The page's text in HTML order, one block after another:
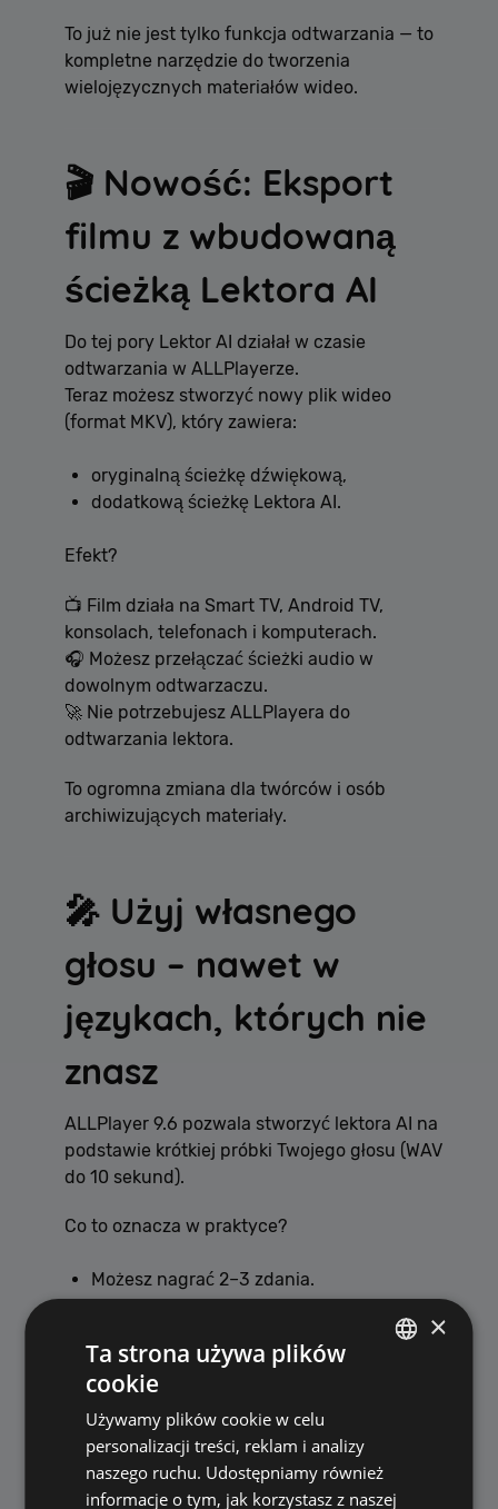
To już nie jest tylko funkcja odtwarzania — to
kompletne narzędzie do tworzenia
wielojęzycznych materiałów wideo.
🎬 Nowość: Eksport
filmu z wbudowaną
ścieżką Lektora AI
Do tej pory Lektor AI działał w czasie
odtwarzania w ALLPlayerze.
Teraz możesz stworzyć nowy plik wideo
(format MKV), który zawiera:
oryginalną ścieżkę dźwiękową,
dodatkową ścieżkę Lektora AI.
Efekt?
📺 Film działa na Smart TV, Android TV,
konsolach, telefonach i komputerach.
🎧 Możesz przełączać ścieżki audio w
dowolnym odtwarzaczu.
🚀 Nie potrzebujesz ALLPlayera do
odtwarzania lektora.
To ogromna zmiana dla twórców i osób
archiwizujących materiały.
🎤 Użyj własnego
głosu – nawet w
językach, których nie
znasz
ALLPlayer 9.6 pozwala stworzyć lektora AI na
podstawie krótkiej próbki Twojego głosu (WAV
do 10 sekund).
Co to oznacza w praktyce?
Możesz nagrać 2–3 zdania.
Cały film zostaje wygenerowany Twoim
głosem.
A najlepsze?
Możesz brzmieć naturalnie po włosku,
hiszpańsku czy japońsku — nawet jeśli nie
×
Ta strona używa plików
cookie
Używamy plików cookie w celu
personalizacji treści, reklam i analizy
naszego ruchu. Udostępniamy również
informacje o tym, jak korzystasz z naszej